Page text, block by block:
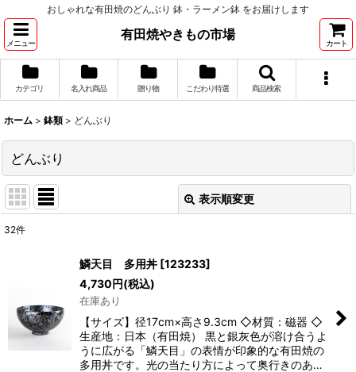
おしゃれな有田焼のどんぶり 鉢・ラーメン鉢 をお届けします
メニュー
有田焼やきもの市場
カート
カテゴリ 名入れ商品 贈り物 こだわり特選 商品検索
ホーム > 鉢類 > どんぶり
どんぶり
表示順変更
絞り込む
32件
鱗天目 多用丼 [123233]
4,730円(税込)
在庫あり
【サイズ】径17cm×高さ9.3cm ◇材質：磁器 ◇
生産地：日本（有田焼） 黒と銀灰色が溶け合うよ
うに広がる「鱗天目」の表情が印象的な有田焼の
多用丼です。光の当たり方によって奥行きのあ…